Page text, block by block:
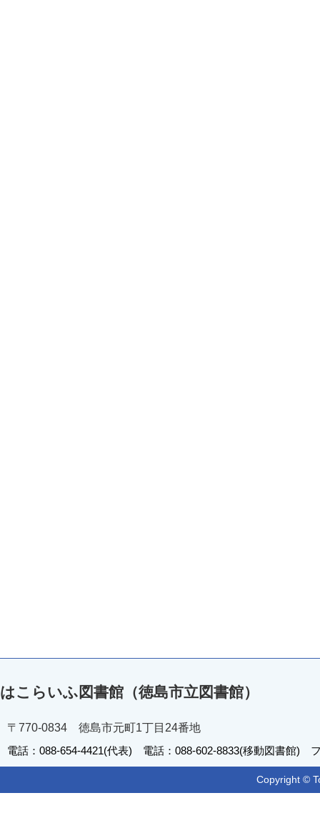
はこらいふ図書館（徳島市立図書館）
〒770-0834 徳島市元町1丁目24番地
電話：088-654-4421(代表) 電話：088-602-8833(移動図書館)
Copyright ©